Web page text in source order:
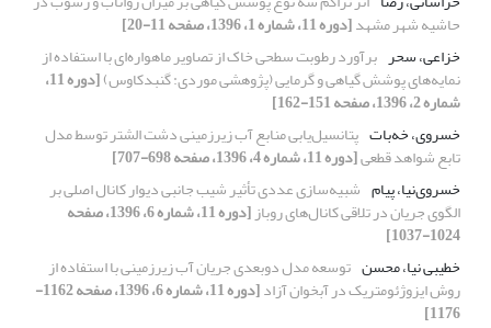
حاشیه شهر مشهد[دوره 11، شماره 1، 1396، صفحه 11-20]
خزاعی، سحر برآورد رطوبت سطحی خاک از تصاویر ماهواره‌ای با استفاده از
نمایه‌های پوشش گیاهی و گرمایی (پژوهشی موردی: گنبدکاوس) [دوره 11،
شماره 2، 1396، صفحه 151-162]
خسروی، خه‌بات پتانسیل‌یابی منابع آب زیرزمینی دشت الشتر توسط مدل
تابع شواهد قطعی[دوره 11، شماره 4، 1396، صفحه 698-707]
خسروی‌نیا، پیام شبیه‌سازی عددی تأثیر شیب جانبی دیوار کانال اصلی بر
الگوی جریان در تلاقی کانال‌های روباز [دوره 11، شماره 6، 1396، صفحه
1024-1037]
خطیبی نیا، محسن توسعه مدل دوبعدی جریان آب زیرزمینی با استفاده از
روش ایزوژئومتریک در آبخوان آزاد [دوره 11، شماره 6، 1396، صفحه 1162-
1176]